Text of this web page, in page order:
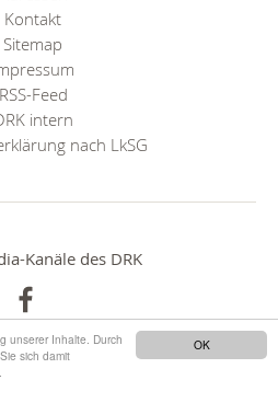
OK
unserer Inhalte. Durch
sich damit
Kontakt
Sitemap
RSS-Feed
intern
nach LkSG
Kanäle des DRK